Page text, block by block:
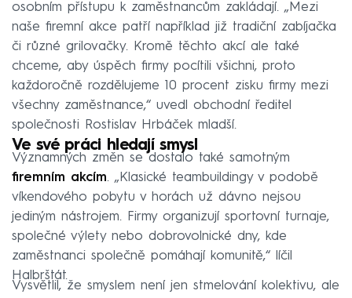
osobním přístupu k zaměstnancům zakládají. „Mezi
naše firemní akce patří například již tradiční zabíjačka
či různé grilovačky. Kromě těchto akcí ale také
chceme, aby úspěch firmy pocítili všichni, proto
každoročně rozdělujeme 10 procent zisku firmy mezi
všechny zaměstnance,“ uvedl obchodní ředitel
společnosti Rostislav Hrbáček mladší.
Ve své práci hledají smysl
Významných změn se dostalo také samotným
firemním akcím. „Klasické teambuildingy v podobě
víkendového pobytu v horách už dávno nejsou
jediným nástrojem. Firmy organizují sportovní turnaje,
společné výlety nebo dobrovolnické dny, kde
zaměstnanci společně pomáhají komunitě,“ líčil
Halbrštát.
Vysvětlil, že smyslem není jen stmelování kolektivu, ale